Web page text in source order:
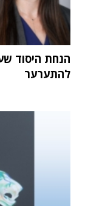
הנחת היסוד
להתערער